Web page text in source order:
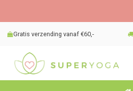
Gratis verzending vanaf €60,-